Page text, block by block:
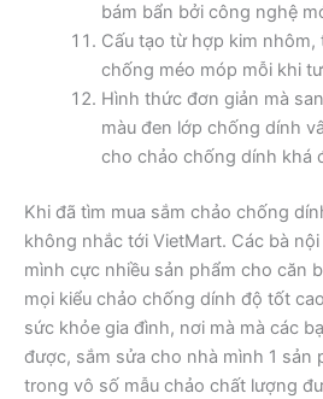
bám bẩn bởi công nghệ
Cấu tạo từ hợp kim
chống méo móp mỗi khi
Hình thức đơn giản mà
màu đen lớp chống dính
cho chảo chống dính khá
Khi đã tìm mua sắm chảo chống
không nhắc tới VietMart. Các bà
mình cực nhiều sản phẩm cho căn
mọi kiểu chảo chống dính độ tốt
sức khỏe gia đình, nơi mà mà các
được, sắm sửa cho nhà mình 1 sản
trong vô số mẫu chảo chất lượng